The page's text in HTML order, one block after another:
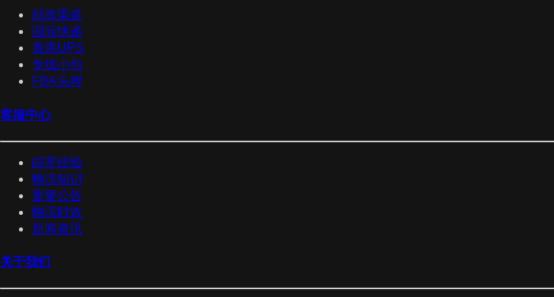
邮政渠道
国际快递
香港UPS
专线小包
FBA头程
客服中心
邮寄经验
物流知识
重要公告
物流时效
新闻资讯
关于我们